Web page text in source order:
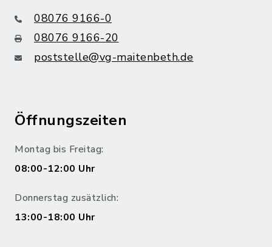
08076 9166-0
08076 9166-20
poststelle@vg-maitenbeth.de
Öffnungszeiten
Montag bis Freitag:
08:00-12:00 Uhr
Donnerstag zusätzlich:
13:00-18:00 Uhr